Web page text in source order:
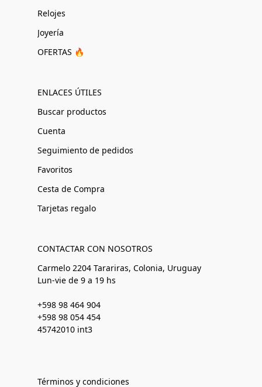
Relojes
Joyería
OFERTAS 🔥
ENLACES ÚTILES
Buscar productos
Cuenta
Seguimiento de pedidos
Favoritos
Cesta de Compra
Tarjetas regalo
CONTACTAR CON NOSOTROS
Carmelo 2204 Tarariras, Colonia, Uruguay
Lun-vie de 9 a 19 hs
+598 98 464 904
+598 98 054 454
45742010 int3
Términos y condiciones